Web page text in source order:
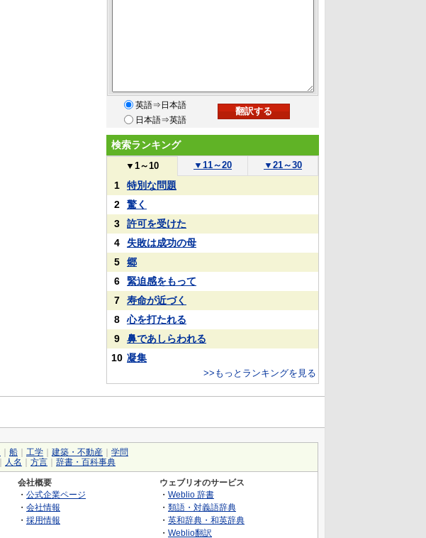
英語⇒日本語
日本語⇒英語
検索ランキング
▼ 1～10 ▼ 11～20 ▼ 21～30
1
特別な問題
2
驚く
3
許可を受けた
4
失敗は成功の母
5
郷
6
緊迫感をもって
7
寿命が近づく
8
心を打たれる
9
鼻であしらわれる
10 凝集
>>もっとランキングを見る
船 工学 建築・不動産
学問
人名 方言 辞書・百科事典
会社概要
・ 公式企業ページ
・ 会社情報
・ 採用情報
ウェブリオのサービス
・ Weblio 辞書
・ 類語・対義語辞典
・ 英和辞典・和英辞典
・ Weblio翻訳